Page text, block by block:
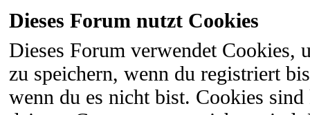
Dieses Forum nutzt Cookies
Dieses Forum verwendet Cookies,
zu speichern, wenn du registriert
wenn du es nicht bist. Cookies